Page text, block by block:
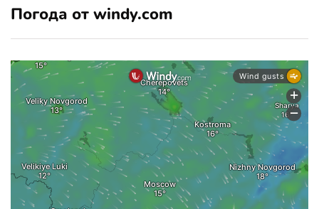
Погода от windy.com